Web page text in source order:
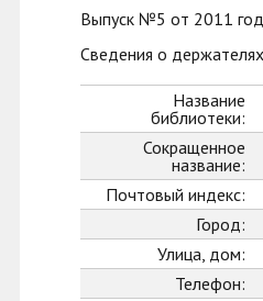
Выпуск №5 от 2011
Сведения о держателях
Название
библиотеки:
Сокращенное
название:
Почтовый индекс:
Город:
Улица, дом:
Телефон: